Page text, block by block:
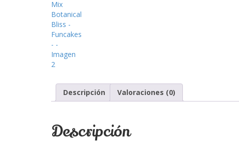
Descripción Valoraciones (0)
Descripción